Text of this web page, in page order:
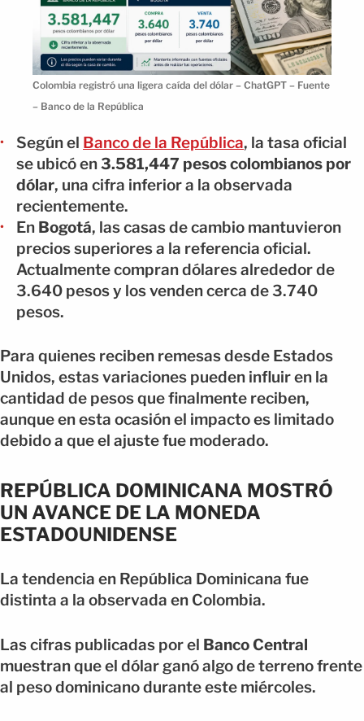
Colombia registró una ligera caída del dólar – ChatGPT – Fuente
– Banco de la República
Según el Banco de la República, la tasa oficial
se ubicó en3.581,447 pesos colombianos por
dólar, una cifra inferior a la observada
recientemente.
En Bogotá, las casas de cambio mantuvieron
precios superiores a la referencia oficial.
Actualmente compran dólares alrededor de
3.640 pesos y los venden cerca de 3.740
pesos.
Para quienes reciben remesas desde Estados
Unidos, estas variaciones pueden influir en la
cantidad de pesos que finalmente reciben,
aunque en esta ocasión el impacto es limitado
debido a que el ajuste fue moderado.
REPÚBLICA DOMINICANA MOSTRÓ
UN AVANCE DE LA MONEDA
ESTADOUNIDENSE
La tendencia en República Dominicana fue
distinta a la observada en Colombia.
Las cifras publicadas por el Banco Central
muestran que el dólar ganó algo de terreno frente
al peso dominicano durante este miércoles.